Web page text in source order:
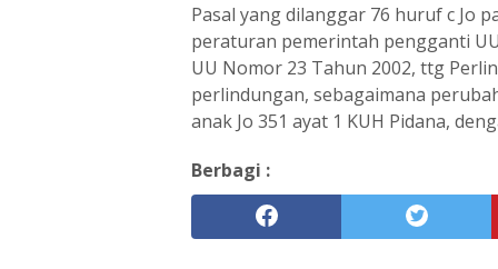
Pasal yang dilanggar 76 huruf c Jo
peraturan pemerintah pengganti
UU Nomor 23 Tahun 2002, ttg
perlindungan, sebagaimana
anak Jo 351 ayat 1 KUH Pidana,
Berbagi :